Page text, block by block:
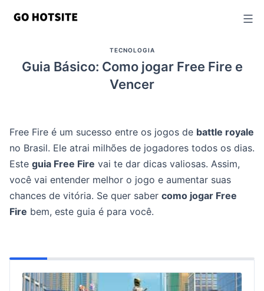
conteúdo
TECNOLOGIA
Guia Básico: Como jogar Free Fire e
Vencer
Free Fire é um sucesso entre os jogos de battle royale
no Brasil. Ele atrai milhões de jogadores todos os dias.
Este guia Free Fire vai te dar dicas valiosas. Assim,
você vai entender melhor o jogo e aumentar suas
chances de vitória. Se quer saber como jogar Free
Fire bem, este guia é para você.